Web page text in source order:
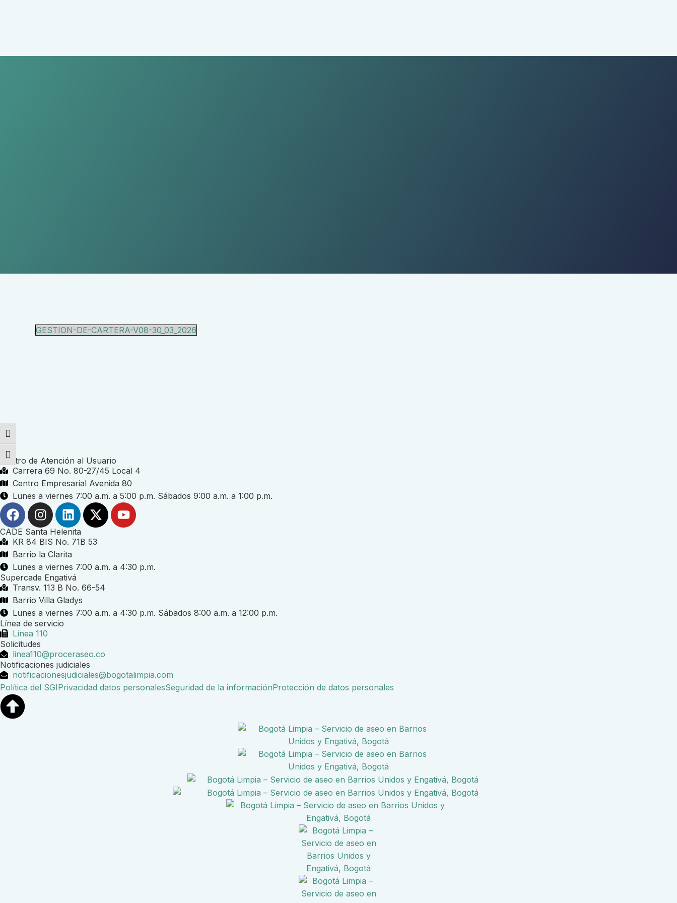
Alternar alto contraste
Alternar tamaño de letra
GESTION-DE-CARTERA-V08-30_03_2026
Centro de Atención al Usuario
Carrera 69 No. 80-27/45 Local 4
Centro Empresarial Avenida 80
Lunes a viernes 7:00 a.m. a 5:00 p.m. Sábados 9:00 a.m. a 1:00 p.m.
CADE Santa Helenita
KR 84 BIS No. 71B 53
Barrio la Clarita
Lunes a viernes 7:00 a.m. a 4:30 p.m.
Supercade Engativá
Transv. 113 B No. 66-54
Barrio Villa Gladys
Lunes a viernes 7:00 a.m. a 4:30 p.m. Sábados 8:00 a.m. a 12:00 p.m.
Línea de servicio
Línea 110
Solicitudes
linea110@proceraseo.co
Notificaciones judiciales
notificacionesjudiciales@bogotalimpia.com
Política del SGIPrivacidad datos personalesSeguridad de la informaciónProtección de datos personales